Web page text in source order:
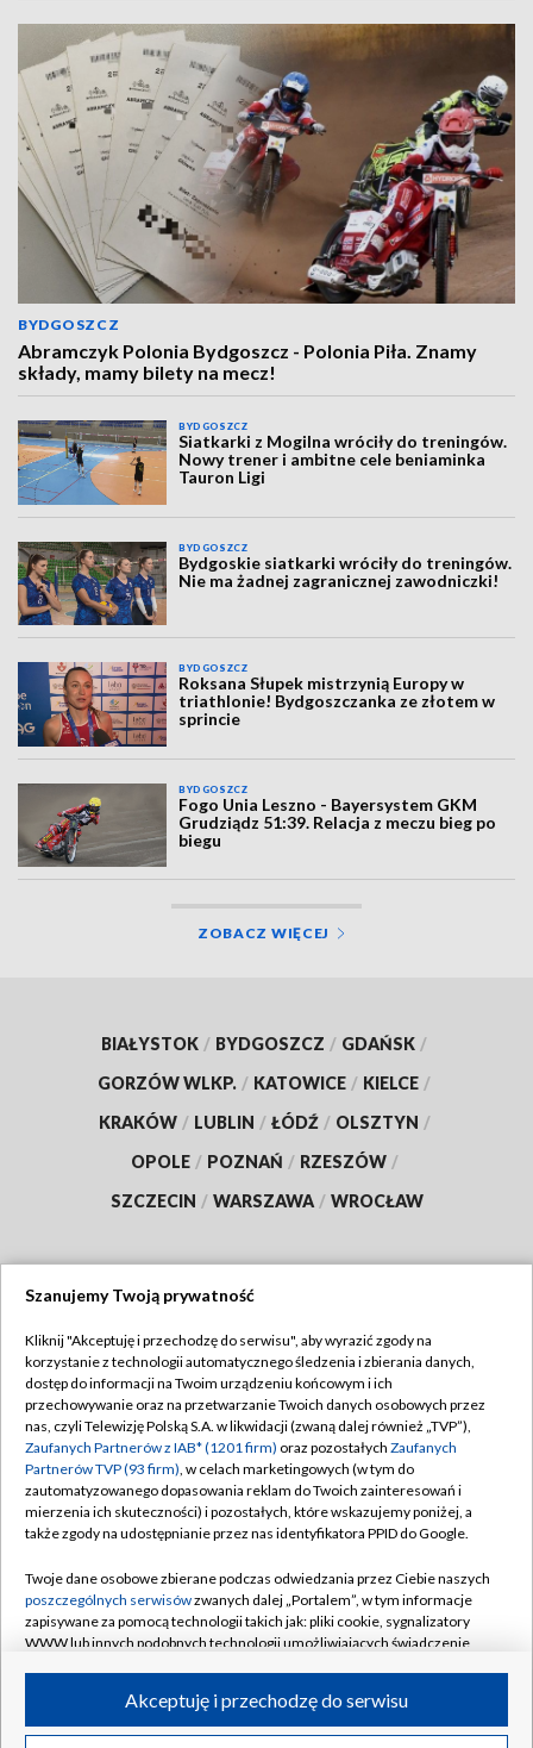
BYDGOSZCZ
Abramczyk Polonia Bydgoszcz - Polonia Piła. Znamy
składy, mamy bilety na mecz!
BYDGOSZCZ
Siatkarki z Mogilna wróciły do treningów.
Nowy trener i ambitne cele beniaminka
Tauron Ligi
BYDGOSZCZ
Bydgoskie siatkarki wróciły do treningów.
Nie ma żadnej zagranicznej zawodniczki!
BYDGOSZCZ
Roksana Słupek mistrzynią Europy w
triathlonie! Bydgoszczanka ze złotem w
sprincie
BYDGOSZCZ
Fogo Unia Leszno - Bayersystem GKM
Grudziądz 51:39. Relacja z meczu bieg po
biegu
ZOBACZ WIĘCEJ
BIAŁYSTOK / BYDGOSZCZ / GDAŃSK /
GORZÓW WLKP. / KATOWICE / KIELCE /
KRAKÓW / LUBLIN / ŁÓDŹ / OLSZTYN /
OPOLE / POZNAŃ / RZESZÓW /
SZCZECIN / WARSZAWA / WROCŁAW
TVP
Abonament TVP
Emisja w TVP
Centrum informacji TVP
Naziemna Telewizja Cyfrowa
Rada Programowa
System NOS
Informacje o nadawcy
Program dla prasy
Regulamin TVP
Polityka prywatności
Moje zgody
Pomoc
Kontakt
Kanały
©2026 Telewizja Polska S.A. w likwidacji
Szanujemy Twoją prywatność
Kliknij "Akceptuję i przechodzę do serwisu", aby wyrazić zgody na
korzystanie z technologii automatycznego śledzenia i zbierania danych,
dostęp do informacji na Twoim urządzeniu końcowym i ich
przechowywanie oraz na przetwarzanie Twoich danych osobowych przez
nas, czyli Telewizję Polską S.A. w likwidacji (zwaną dalej również „TVP”),
Zaufanych Partnerów z IAB* (1201 firm) oraz pozostałych Zaufanych
Partnerów TVP (93 firm), w celach marketingowych (w tym do
zautomatyzowanego dopasowania reklam do Twoich zainteresowań i
mierzenia ich skuteczności) i pozostałych, które wskazujemy poniżej, a
także zgody na udostępnianie przez nas identyfikatora PPID do Google.
Twoje dane osobowe zbierane podczas odwiedzania przez Ciebie naszych
poszczególnych serwisówzwanych dalej „Portalem”, w tym informacje
zapisywane za pomocą technologii takich jak: pliki cookie, sygnalizatory
WWW lub innych podobnych technologii umożliwiających świadczenie
ruchu w Internecie.Akceptuję i przechodzę do serwisu